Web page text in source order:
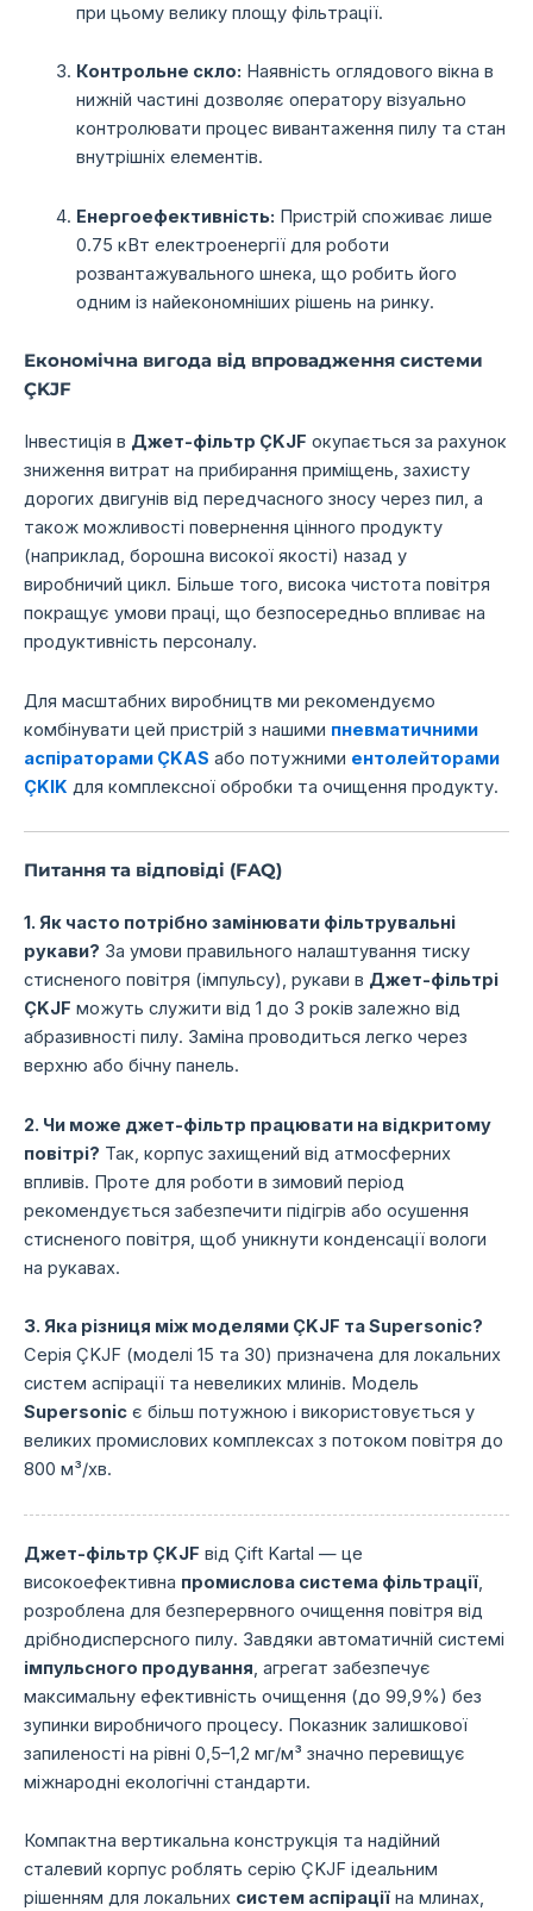
при цьому велику площу фільтрації.
Контрольне скло: Наявність оглядового вікна в
нижній частині дозволяє оператору візуально
контролювати процес вивантаження пилу та стан
внутрішніх елементів.
Енергоефективність: Пристрій споживає лише
0.75 кВт електроенергії для роботи
розвантажувального шнека, що робить його
одним із найекономніших рішень на ринку.
Економічна вигода від впровадження системи
ÇKJF
Інвестиція в Джет-фільтр ÇKJF окупається за рахунок
зниження витрат на прибирання приміщень, захисту
дорогих двигунів від передчасного зносу через пил, а
також можливості повернення цінного продукту
(наприклад, борошна високої якості) назад у
виробничий цикл. Більше того, висока чистота повітря
покращує умови праці, що безпосередньо впливає на
продуктивність персоналу.
Для масштабних виробництв ми рекомендуємо
комбінувати цей пристрій з нашими пневматичними
аспіраторами ÇKAS або потужними ентолейторами
ÇKIK для комплексної обробки та очищення продукту.
Питання та відповіді (FAQ)
1. Як часто потрібно замінювати фільтрувальні
рукави? За умови правильного налаштування тиску
стисненого повітря (імпульсу), рукави в Джет-фільтрі
ÇKJF можуть служити від 1 до 3 років залежно від
абразивності пилу. Заміна проводиться легко через
верхню або бічну панель.
2. Чи може джет-фільтр працювати на відкритому
повітрі? Так, корпус захищений від атмосферних
впливів. Проте для роботи в зимовий період
рекомендується забезпечити підігрів або осушення
стисненого повітря, щоб уникнути конденсації вологи
на рукавах.
3. Яка різниця між моделями ÇKJF та Supersonic?
Серія ÇKJF (моделі 15 та 30) призначена для локальних
систем аспірації та невеликих млинів. Модель
Supersonic є більш потужною і використовується у
великих промислових комплексах з потоком повітря до
800 м³/хв.
Джет-фільтр ÇKJF від Çift Kartal — це
високоефективна промислова система фільтрації,
розроблена для безперервного очищення повітря від
дрібнодисперсного пилу. Завдяки автоматичній системі
імпульсного продування, агрегат забезпечує
максимальну ефективність очищення (до 99,9%) без
зупинки виробничого процесу. Показник залишкової
запиленості на рівні 0,5–1,2 мг/м³ значно перевищує
міжнародні екологічні стандарти.
Компактна вертикальна конструкція та надійний
сталевий корпус роблять серію ÇKJF ідеальним
рішенням для локальних систем аспірації на млинах,